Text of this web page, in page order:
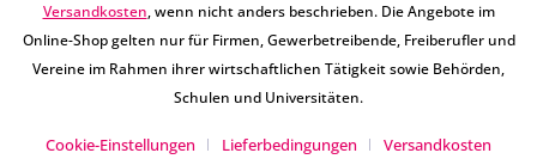
Versandkosten, wenn nicht anders beschrieben. Die Angebote im
Online-Shop gelten nur für Firmen, Gewerbetreibende, Freiberufler und
Vereine im Rahmen ihrer wirtschaftlichen Tätigkeit sowie Behörden,
Schulen und Universitäten.
Cookie-Einstellungen Lieferbedingungen
Versandkosten